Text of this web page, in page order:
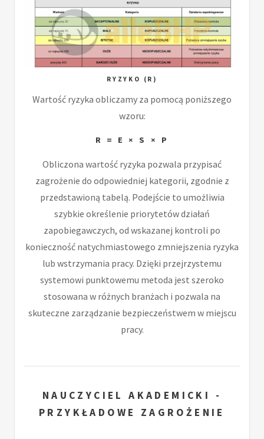
RYZYKO (R)
Wartość ryzyka obliczamy za pomocą poniższego
wzoru:
R = E × S × P
Obliczona wartość ryzyka pozwala przypisać
zagrożenie do odpowiedniej kategorii, zgodnie z
przedstawioną tabelą. Podejście to umożliwia
szybkie określenie priorytetów działań
zapobiegawczych, od wskazanej kontroli po
konieczność natychmiastowego zmniejszenia ryzyka
lub wstrzymania pracy. Dzięki przejrzystemu
systemowi punktowemu metoda jest szeroko
stosowana w różnych branżach i pozwala na
skuteczne zarządzanie bezpieczeństwem w miejscu
pracy.
NAUCZYCIEL AKADEMICKI -
PRZYKŁADOWE ZAGROŻENIE